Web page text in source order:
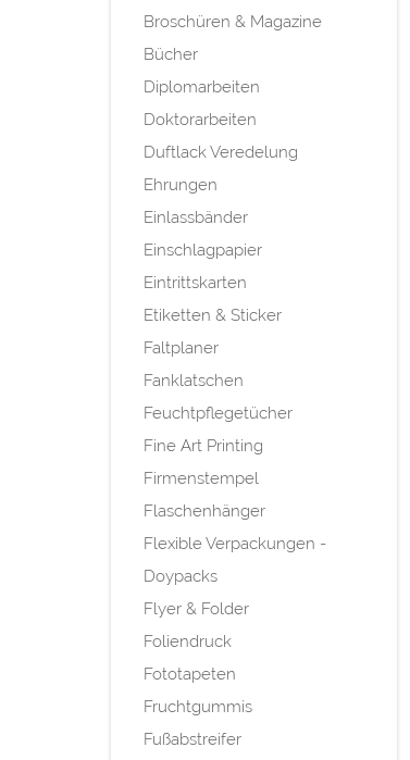
Broschüren & Magazine
Bücher
Diplomarbeiten
Doktorarbeiten
Duftlack Veredelung
Ehrungen
Einlassbänder
Einschlagpapier
Eintrittskarten
Etiketten & Sticker
Faltplaner
Fanklatschen
Feuchtpflegetücher
Fine Art Printing
Firmenstempel
Flaschenhänger
Flexible Verpackungen -
Doypacks
Flyer & Folder
Foliendruck
Fototapeten
Fruchtgummis
Fußabstreifer